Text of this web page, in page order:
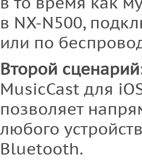
в NX-N500,
или по
Второй
MusicCast для
позволяет
любого
Bluetooth.